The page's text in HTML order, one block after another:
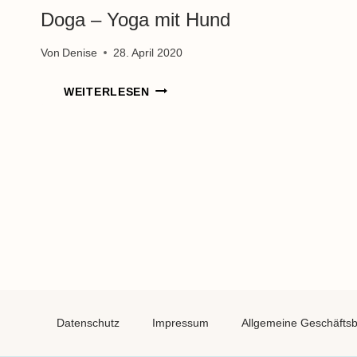
Doga – Yoga mit Hund
Von Denise 28. April 2020
WEITERLESENDOGA
Datenschutz Impressum Allgemeine